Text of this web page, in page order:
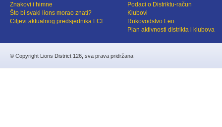
Znakovi i himne
Što bi svaki lions morao znati?
Ciljevi aktualnog predsjednika LCI
Podaci o Distriktu-račun
Klubovi
Rukovodstvo Leo
Plan aktivnosti distrikta i klubova
© Copyright Lions District 126, sva prava pridržana